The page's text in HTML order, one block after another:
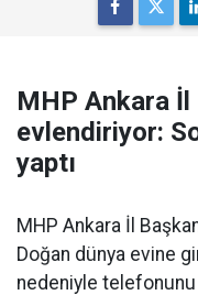
MHP Ankara İl
evlendiriyor:
yaptı
MHP Ankara İl
Doğan dünya evine
nedeniyle telefonunu